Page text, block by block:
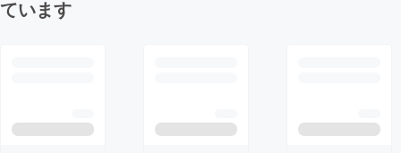
ています